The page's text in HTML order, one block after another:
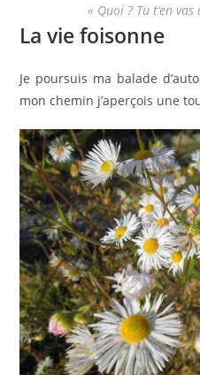
« Quoi ? Tu t’en
La vie foisonne
Je poursuis ma balade
mon chemin j’aperçois une